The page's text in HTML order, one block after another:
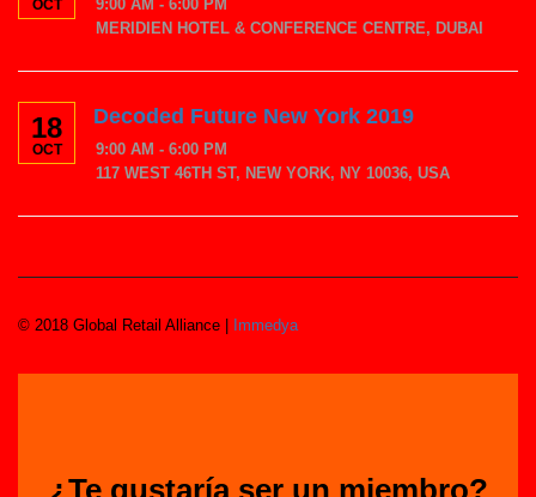
OCT
9:00 AM - 6:00 PM
MERIDIEN HOTEL & CONFERENCE CENTRE, DUBAI
18
OCT
Decoded Future New York 2019
9:00 AM - 6:00 PM
117 WEST 46TH ST, NEW YORK, NY 10036, USA
© 2018 Global Retail Alliance | Immedya
¿Te gustaría ser un miembro?